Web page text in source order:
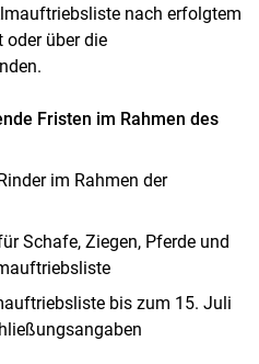
nach erfolgtem
über die
Fristen im Rahmen des
im Rahmen der
Schafe, Ziegen, Pferde und
bis zum 15. Juli